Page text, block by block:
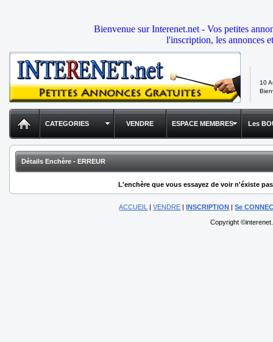
Bienvenue sur Interenet.net - Vos petites
l'inscription, les annonces
10
CATEGORIES VENDRE ESPACE MEMBRES Les
Détails Enchère - ERREUR
L'enchère que vous essayez de voir n'éxiste
ACCUEIL |VENDRE |INSCRIPTION |Se
Copyright